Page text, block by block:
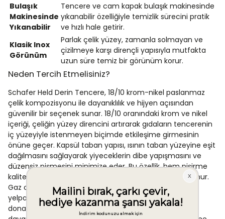
Bulaşık
Makinesinde
Yıkanabilir
Tencere ve cam kapak bulaşık makinesinde
yıkanabilir özelliğiyle temizlik sürecini pratik
ve hızlı hale getirir.
Klasik Inox
Görünüm
Parlak çelik yüzey, zamanla solmayan ve
çizilmeye karşı dirençli yapısıyla mutfakta
uzun süre temiz bir görünüm korur.
Neden Tercih Etmelisiniz?
Schafer Held Derin Tencere, 18/10 krom-nikel paslanmaz
çelik kompozisyonu ile dayanıklılık ve hijyen açısından
güvenilir bir seçenek sunar. 18/10 oranındaki krom ve nikel
içeriği, çeliğin yüzey direncini artırarak gıdaların tencerenin
iç yüzeyiyle istenmeyen biçimde etkileşime girmesinin
önüne geçer. Kapsül taban yapısı, ısının taban yüzeyine eşit
dağılmasını sağlayarak yiyeceklerin dibe yapışmasını ve
düzensiz pişmesini minimize eder. Bu özellik, hem pişirme
kalitesini artırır hem de enerji verimliliğine katkıda bulunur.
Gaz ocağından indüksiyona kadar geniş bir ocak
yelpazesiyle uyumlu olması, tencereyi farklı mutfak
donanımlarına sahip kullanıcılar için işlevsel kılar. Isıya